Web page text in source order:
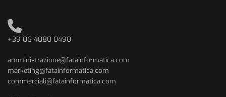
+39 06 4080 0490
amministrazione@fatainformatica.com
marketing@fatainformatica.com
commerciali@fatainformatica.com